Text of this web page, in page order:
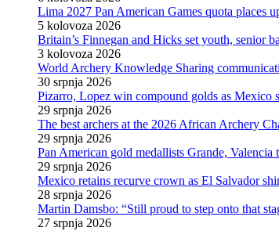
Lima 2027 Pan American Games quota places
5 kolovoza 2026
Britain’s Finnegan and Hicks set youth, senior
3 kolovoza 2026
World Archery Knowledge Sharing
30 srpnja 2026
Pizarro, Lopez win compound golds as Mexico
29 srpnja 2026
The best archers at the 2026 African Archery
29 srpnja 2026
Pan American gold medallists Grande,
29 srpnja 2026
Mexico retains recurve crown as El Salvador
28 srpnja 2026
Martin Damsbo: “Still proud to step onto that
27 srpnja 2026